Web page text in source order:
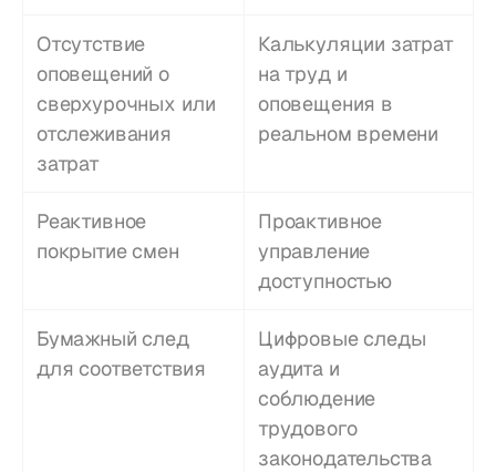
Отсутствие
оповещений о
сверхурочных или
отслеживания
затрат
Калькуляции затрат
на труд и
оповещения в
реальном времени
Реактивное
покрытие смен
Проактивное
управление
доступностью
Бумажный след
для соответствия
Цифровые следы
аудита и
соблюдение
трудового
законодательства